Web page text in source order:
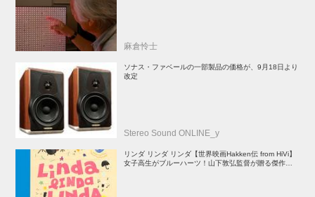
麻倉怜士
ソナス・ファベールの一部製品の価格が、9月18日より
改定
Stereo Sound ONLINE_y
リンダ リンダ リンダ【世界映画Hakken伝 from HiVi】
女子高生がブルーハーツ！山下敦弘監督が贈る傑作青春